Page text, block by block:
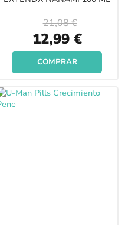
Special
Price
12,99 €
21,08 €
COMPRAR